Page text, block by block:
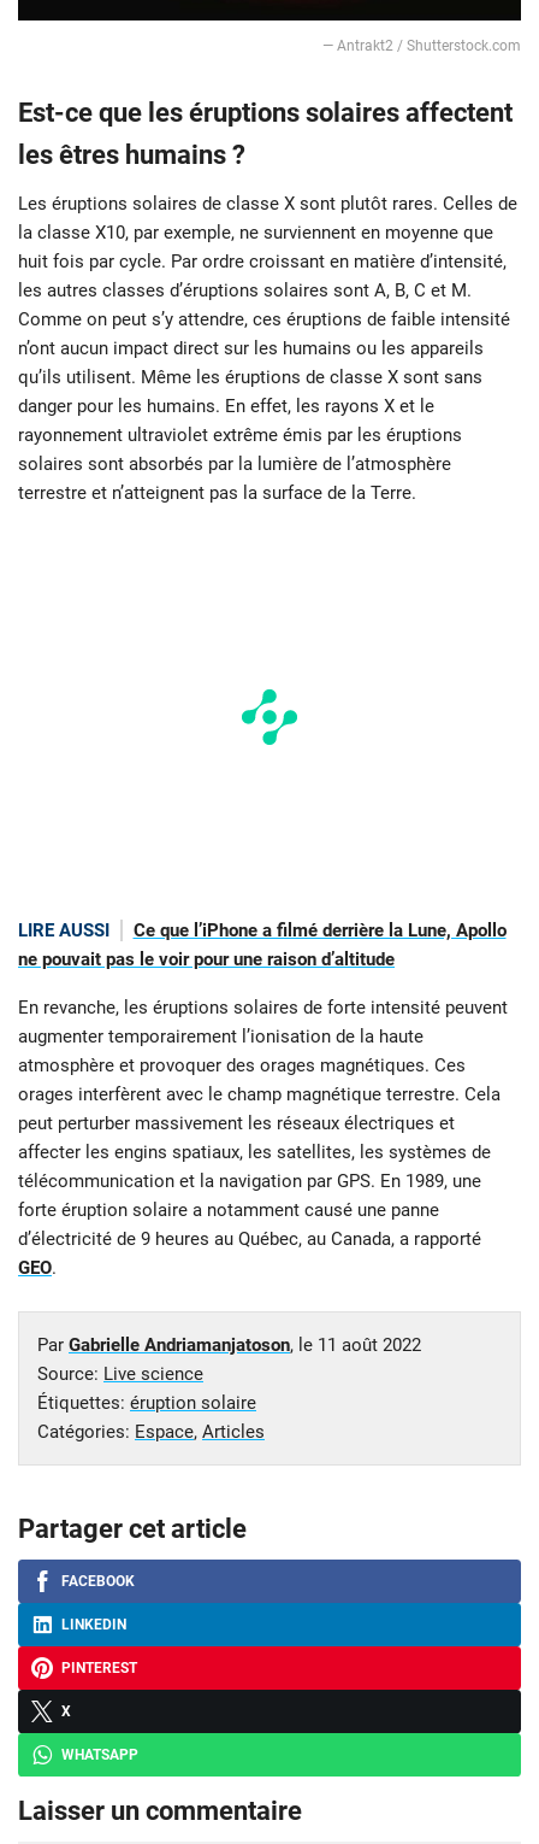
— Antrakt2 / Shutterstock.com
Est-ce que les éruptions solaires affectent
les êtres humains ?
Les éruptions solaires de classe X sont plutôt rares. Celles de
la classe X10, par exemple, ne surviennent en moyenne que
huit fois par cycle. Par ordre croissant en matière d’intensité,
les autres classes d’éruptions solaires sont A, B, C et M.
Comme on peut s’y attendre, ces éruptions de faible intensité
n’ont aucun impact direct sur les humains ou les appareils
qu’ils utilisent. Même les éruptions de classe X sont sans
danger pour les humains. En effet, les rayons X et le
rayonnement ultraviolet extrême émis par les éruptions
solaires sont absorbés par la lumière de l’atmosphère
terrestre et n’atteignent pas la surface de la Terre.
LIRE AUSSI
Ce que l’iPhone a filmé derrière la Lune, Apollo
ne pouvait pas le voir pour une raison d’altitude
En revanche, les éruptions solaires de forte intensité peuvent
augmenter temporairement l’ionisation de la haute
atmosphère et provoquer des orages magnétiques. Ces
orages interfèrent avec le champ magnétique terrestre. Cela
peut perturber massivement les réseaux électriques et
affecter les engins spatiaux, les satellites, les systèmes de
télécommunication et la navigation par GPS. En 1989, une
forte éruption solaire a notamment causé une panne
d’électricité de 9 heures au Québec, au Canada, a rapporté
GEO.
Par Gabrielle Andriamanjatoson, le 11 août 2022
Source: Live science
Étiquettes: éruption solaire
Catégories: Espace, Articles
Partager cet article
FACEBOOK
LINKEDIN
PINTEREST
X
WHATSAPP
Laisser un commentaire